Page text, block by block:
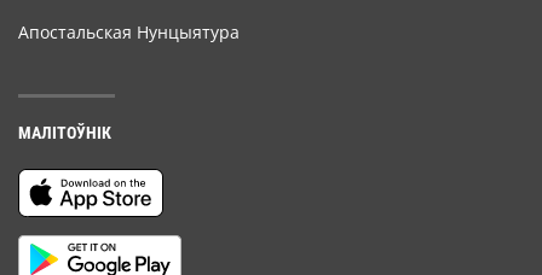
Апостальская Нунцыятура
МАЛІТОЎНІК